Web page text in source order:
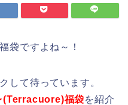
袋ですよね～！
して待っています。
(Terracuore)福袋を紹介